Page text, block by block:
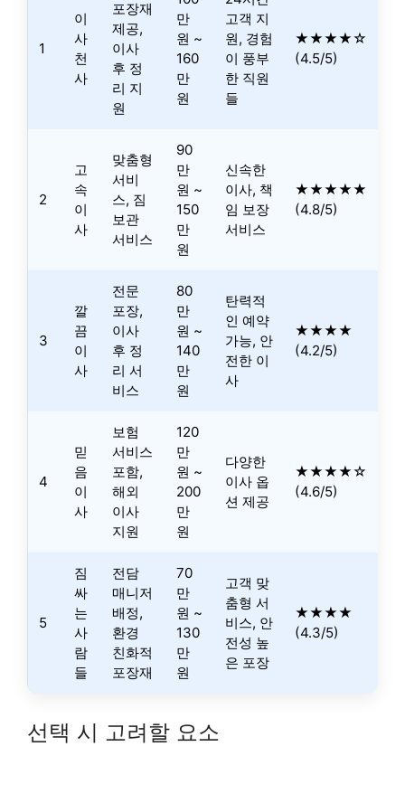
1
이
사
천
사
포장재
제공,
이사
후 정
리 지
원
만
원 ~
160
만
원
고객 지
원, 경험
이 풍부
한 직원
들
★★★★☆
(4.5/5)
2
고
속
이
사
맞춤형
서비
스, 짐
보관
서비스
90
만
원 ~
150
만
원
신속한
이사, 책
임 보장
서비스
★★★★★
(4.8/5)
3
깔
끔
이
사
전문
포장,
이사
후 정
리 서
비스
80
만
원 ~
140
만
원
탄력적
인 예약
가능, 안
전한 이
사
★★★★
(4.2/5)
4
믿
음
이
사
보험
서비스
포함,
해외
이사
지원
120
만
원 ~
200
만
원
다양한
이사 옵
션 제공
★★★★☆
(4.6/5)
5
짐
싸
는
사
람
들
전담
매니저
배정,
환경
친화적
포장재
70
만
원 ~
130
만
원
고객 맞
춤형 서
비스, 안
전성 높
은 포장
★★★★
(4.3/5)
선택 시 고려할 요소